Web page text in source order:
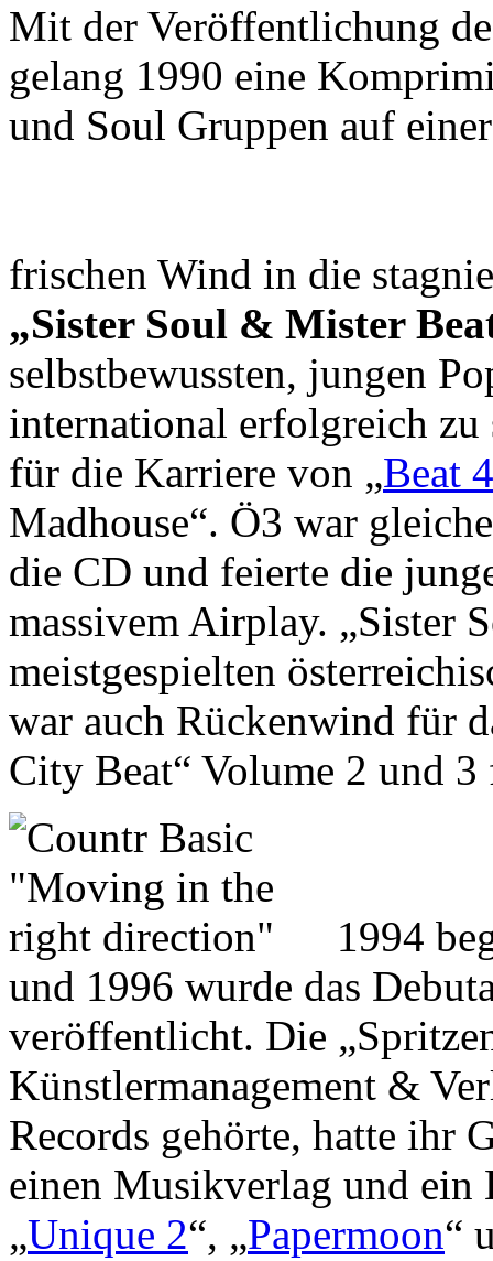
Mit der Veröffentlichung
gelang 1990 eine
und Soul Gruppen auf
frischen Wind in die
„Sister Soul & Mister
selbstbewussten, jungen
international erfolgreich zu
für die Karriere von „Beat
Madhouse“. Ö3 war
die CD und feierte die
massivem Airplay. „Sister
meistgespielten
war auch Rückenwind für
City Beat“ Volume 2 und
1994
und 1996 wurde das
veröffentlicht. Die
Künstlermanagement &
Records gehörte, hatte ihr
einen Musikverlag und ein
„Unique 2“, „Papermoon“